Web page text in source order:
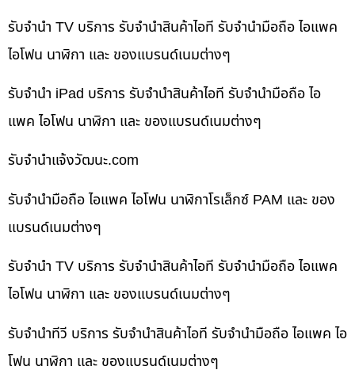
รับจำนำ TV บริการ รับจำนำสินค้าไอที รับจำนำมือถือ ไอแพค
ไอโฟน นาฬิกา และ ของแบรนด์เนมต่างๆ
รับจำนำ iPad บริการ รับจำนำสินค้าไอที รับจำนำมือถือ ไอ
แพค ไอโฟน นาฬิกา และ ของแบรนด์เนมต่างๆ
รับจํานําแจ้งวัฒนะ.com
รับจำนำมือถือ ไอแพค ไอโฟน นาฬิกาโรเล็กซ์ PAM และ ของ
แบรนด์เนมต่างๆ
รับจำนำ TV บริการ รับจำนำสินค้าไอที รับจำนำมือถือ ไอแพค
ไอโฟน นาฬิกา และ ของแบรนด์เนมต่างๆ
รับจำนำทีวี บริการ รับจำนำสินค้าไอที รับจำนำมือถือ ไอแพค ไอ
โฟน นาฬิกา และ ของแบรนด์เนมต่างๆ